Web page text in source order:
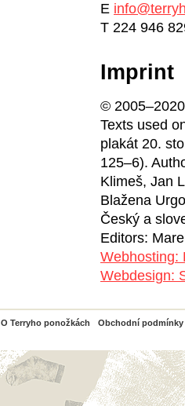
E info@
T 224 946
Imprint
©
Texts used
plakát 20.
125–6).
Klimeš, Jan
Blažena
Český a
Editors:
Webhosting:
Webdesign:
O Terryho ponožkách Obchodní podmínky
PayPal